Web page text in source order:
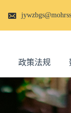
政策法规